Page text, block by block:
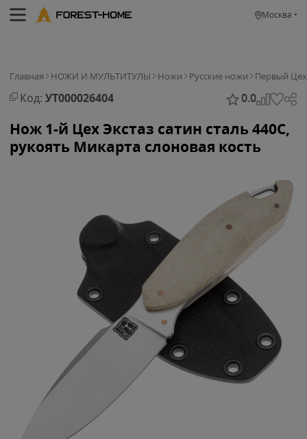
Москва
Главная НОЖИ И МУЛЬТИТУЛЫ Ножи Русские ножи Первый Цех
Код: УТ000026404 0.0
Нож 1-й Цех Экстаз сатин сталь 440C,
рукоять Микарта слоновая кость